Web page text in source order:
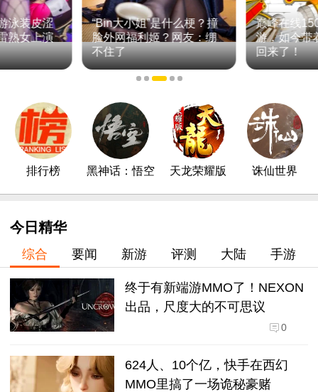
泳装皮涩
熟女上演
“Bin大小姐”是什么梗？撞
脸外网福利姬？网友：绷
不住了
巅峰在线
游，如今带
回来了！
排行榜 黑神话：悟空 天龙荣耀版 诛仙世界
今日精华
综合 要闻 新游 评测 大陆 手游
终于有新端游MMO了！NEXON
出品，尺度大的不可思议
0
624人、10个亿，快手在西幻
MMO里搞了一场诡秘豪赌